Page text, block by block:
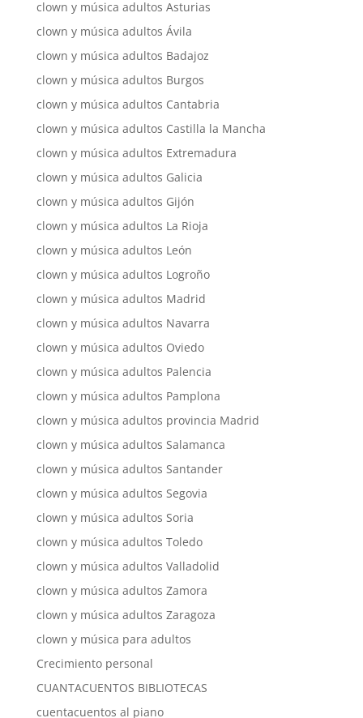
clown y música adultos Asturias
clown y música adultos Ávila
clown y música adultos Badajoz
clown y música adultos Burgos
clown y música adultos Cantabria
clown y música adultos Castilla la Mancha
clown y música adultos Extremadura
clown y música adultos Galicia
clown y música adultos Gijón
clown y música adultos La Rioja
clown y música adultos León
clown y música adultos Logroño
clown y música adultos Madrid
clown y música adultos Navarra
clown y música adultos Oviedo
clown y música adultos Palencia
clown y música adultos Pamplona
clown y música adultos provincia Madrid
clown y música adultos Salamanca
clown y música adultos Santander
clown y música adultos Segovia
clown y música adultos Soria
clown y música adultos Toledo
clown y música adultos Valladolid
clown y música adultos Zamora
clown y música adultos Zaragoza
clown y música para adultos
Crecimiento personal
CUANTACUENTOS BIBLIOTECAS
cuentacuentos al piano